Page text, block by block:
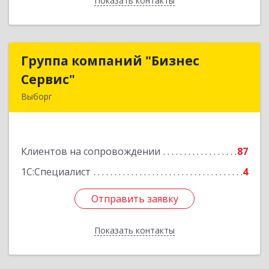
Группа компаний "Бизнес
Сервис"
Выборг
Клиентов на сопровождении
87
1С:Специалист
4
Отправить заявку
Показать контакты
Группа компаний "Бизнес
Подробнее
Отправить заявку
Назад